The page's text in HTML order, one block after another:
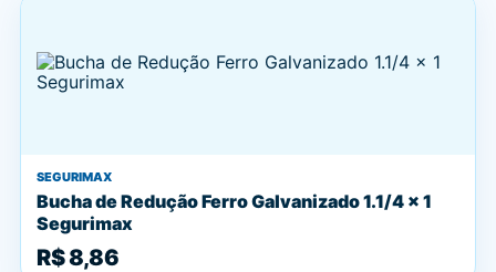
SEGURIMAX
Bucha de Redução Ferro Galvanizado 1.1/4 x 1
Segurimax
R$ 8,86